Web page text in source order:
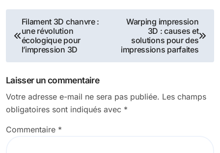
Navigation
de
l’article
Filament 3D chanvre :
une révolution
écologique pour
l’impression 3D
Warping impression
3D : causes et
solutions pour des
impressions parfaites
Laisser un commentaire
Votre adresse e-mail ne sera pas publiée. Les champs
obligatoires sont indiqués avec *
Commentaire *